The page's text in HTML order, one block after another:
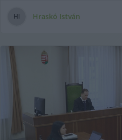
HI Hraskó István